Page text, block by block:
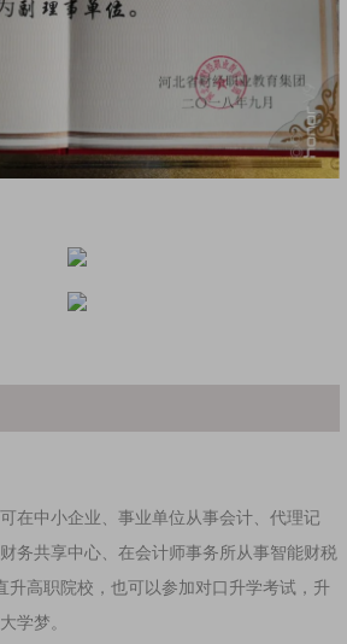
在中小企业、事业单位从事会计、代理记
务共享中心、在会计师事务所从事智能财税
升高职院校，也可以参加对口升学考试，升
学梦。